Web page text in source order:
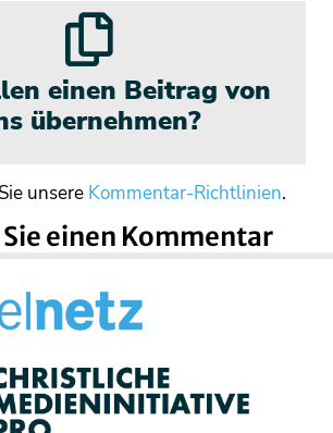
einen Beitrag von
übernehmen?
unsere Kommentar-Richtlinien.
einen Kommentar